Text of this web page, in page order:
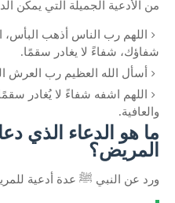
من الأدعية الجميلة التي يمكن
اللهم رب الناس أذهب
شفاؤك، شفاءً لا يغادر سقمًا.
أسأل الله العظيم رب
اللهم اشفه شفاءً لا يُغادر
والعافية.
ما هو الدعاء الذي
المريض؟
ورد عن النبي ﷺ عدة أدعية